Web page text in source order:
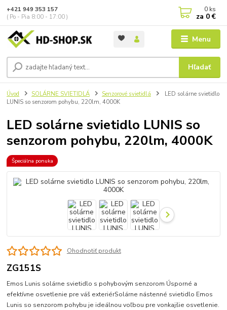
Menu
Hľadať
+421 949 353 157
( Po - Pia 8:00 - 17:00 )
0 ks
za 0 €
Úvod SOLÁRNE SVIETIDLÁ Senzorové svietidlá
LED solárne svietidlo
LUNIS so senzorom pohybu, 220lm, 4000K
LED solárne svietidlo LUNIS so
senzorom pohybu, 220lm, 4000K
Špeciálna ponuka
Ohodnotiť produkt
ZG151S
Emos Lunis solárne svietidlo s pohybovým senzorom Úsporné a
efektívne osvetlenie pre váš exteriérSolárne nástenné svietidlo Emos
Lunis so senzorom pohybu je ideálnou voľbou pre vonkajšie osvetlenie.